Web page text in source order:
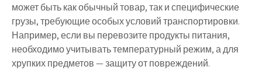
может быть как обычный товар, так и специфические
грузы, требующие особых условий транспортировки.
Например, если вы перевозите продукты питания,
необходимо учитывать температурный режим, а для
хрупких предметов — защиту от повреждений.